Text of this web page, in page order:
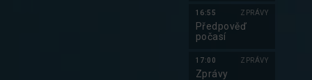
16:55 ZPRÁVY
Předpověď
počasí
17:00 ZPRÁVY
Zprávy